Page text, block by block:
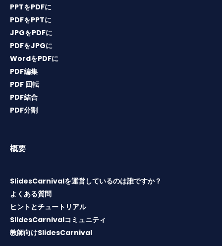
PPTをPDFに
PDFをPPTに
JPGをPDFに
PDFをJPGに
WordをPDFに
PDF編集
PDF 回転
PDF結合
PDF分割
概要
SlidesCarnivalを運営しているのは誰ですか？
よくある質問
ヒントとチュートリアル
SlidesCarnivalコミュニティ
教師向けSlidesCarnival